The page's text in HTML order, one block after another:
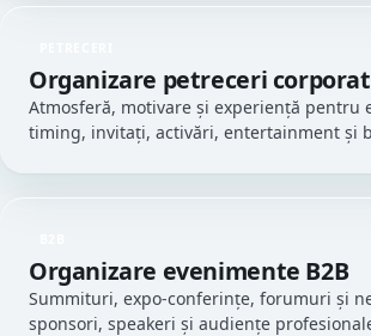
Organizare petreceri
Atmosferă, motivare și experiență pentru
timing, invitați, activări, entertainment și
Organizare evenimente B2B
Summituri, expo-conferințe, forumuri și
sponsori, speakeri și audiențe